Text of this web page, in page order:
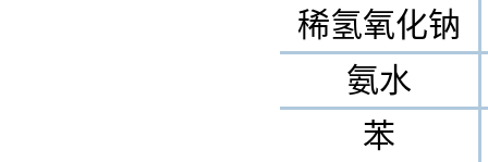
稀氢氧化钠
氨水
苯